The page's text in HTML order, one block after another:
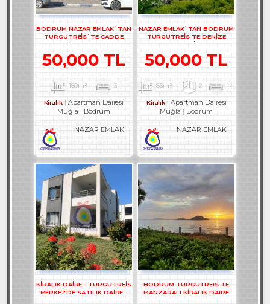
BODRUM NAZAR EMLAK`TAN
TURGUTREİS`TE CADDE
ÜZERİ ARKA TERASLI
50,000 TL
180m² 3
Kiralık
Apartman Dairesi
Muğla
Bodrum
NAZAR EMLAK
NAZAR EMLAK`TAN BODRUM
TURGUTREİS TE DENİZE
YAKIN EŞYALI KİRALIK 2+1
50,000 TL
85m² 2 1
Kiralık
Apartman Dairesi
Muğla
Bodrum
NAZAR EMLAK
KİRALIK DAİRE - TURGUTREİS
MERKEZDE SATILIK DAİRE -
BODRUM TURGUTREIS TE
MANZARALI KİRALIK DAIRE